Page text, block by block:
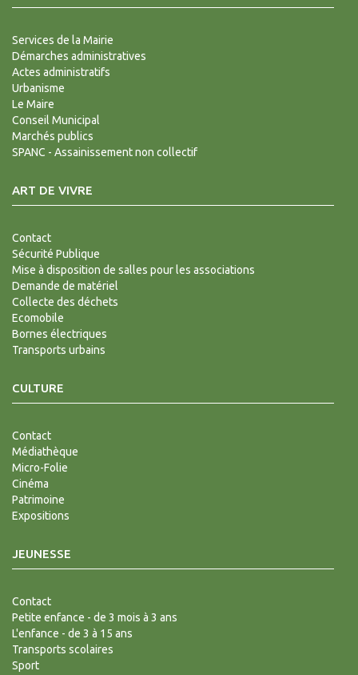
Services de la Mairie
Démarches administratives
Actes administratifs
Urbanisme
Le Maire
Conseil Municipal
Marchés publics
SPANC - Assainissement non collectif
ART DE VIVRE
Contact
Sécurité Publique
Mise à disposition de salles pour les associations
Demande de matériel
Collecte des déchets
Ecomobile
Bornes électriques
Transports urbains
CULTURE
Contact
Médiathèque
Micro-Folie
Cinéma
Patrimoine
Expositions
JEUNESSE
Contact
Petite enfance - de 3 mois à 3 ans
L'enfance - de 3 à 15 ans
Transports scolaires
Sport